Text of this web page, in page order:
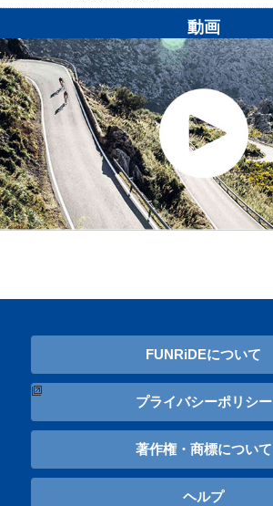
動画
FUNRiDEについて
プライバシーポリシー
著作権・商標について
ヘルプ